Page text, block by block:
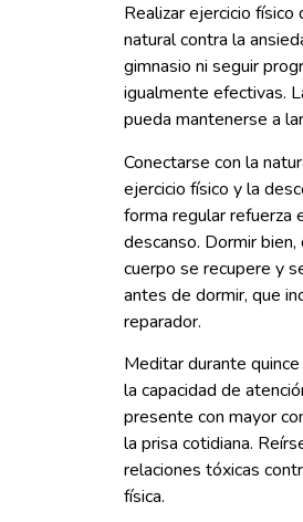
Realizar ejercicio
natural contra la
gimnasio ni seguir
igualmente efectivas.
pueda mantenerse a
Conectarse con la
ejercicio físico y la
forma regular refuerza
descanso. Dormir
cuerpo se recupere y
antes de dormir, que
reparador.
Meditar durante
la capacidad de
presente con mayor
la prisa cotidiana.
relaciones tóxicas
física.